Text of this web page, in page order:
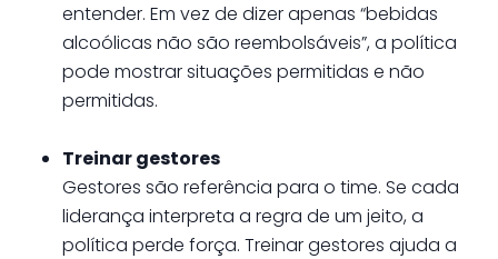
entender. Em vez de dizer apenas “bebidas
alcoólicas não são reembolsáveis”, a política
pode mostrar situações permitidas e não
permitidas.
Treinar gestores
Gestores são referência para o time. Se cada
liderança interpreta a regra de um jeito, a
política perde força. Treinar gestores ajuda a